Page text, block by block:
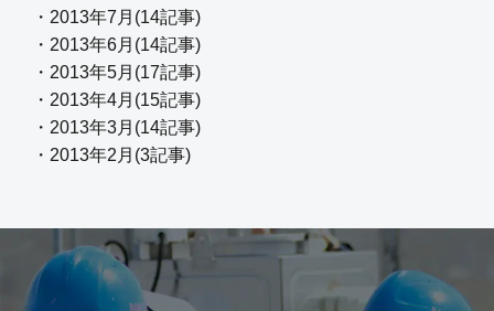
・2013年7月(14記事)
・2013年6月(14記事)
・2013年5月(17記事)
・2013年4月(15記事)
・2013年3月(14記事)
・2013年2月(3記事)